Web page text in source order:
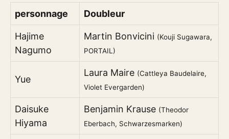
personnage Doubleur
Hajime
Nagumo
Martin Bonvicini (Kouji Sugawara,
PORTAIL)
Yue
Laura Maire (Cattleya Baudelaire,
Violet Evergarden)
Daisuke
Hiyama
Benjamin Krause (Theodor
Eberbach, Schwarzesmarken)